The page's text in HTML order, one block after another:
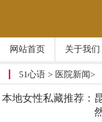
网站首页 关于我们
51心语> 医院新闻>
本地女性私藏推荐：